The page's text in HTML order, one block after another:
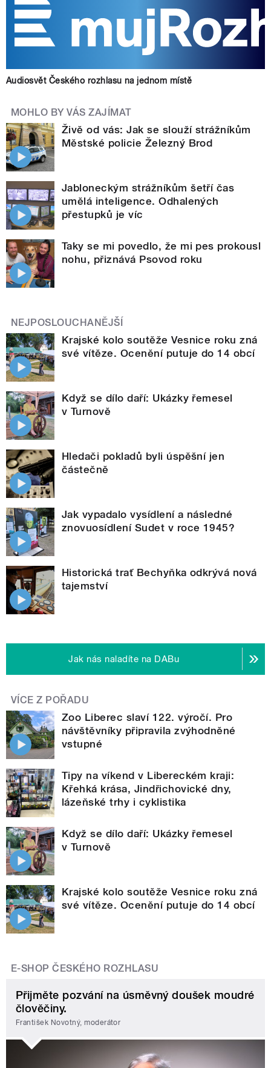
Audiosvět Českého rozhlasu na jednom místě
MOHLO BY VÁS ZAJÍMAT
Živě od vás: Jak se slouží strážníkům
Městské policie Železný Brod
Jabloneckým strážníkům šetří čas
umělá inteligence. Odhalených
přestupků je víc
Taky se mi povedlo, že mi pes prokousl
nohu, přiznává Psovod roku
NEJPOSLOUCHANĚJŠÍ
Krajské kolo soutěže Vesnice roku zná
své vítěze. Ocenění putuje do 14 obcí
Když se dílo daří: Ukázky řemesel
v Turnově
Hledači pokladů byli úspěšní jen
částečně
Jak vypadalo vysídlení a následné
znovuosídlení Sudet v roce 1945?
Historická trať Bechyňka odkrývá nová
tajemství
Jak nás naladíte na DABu
VÍCE Z POŘADU
Zoo Liberec slaví 122. výročí. Pro
návštěvníky připravila zvýhodněné
vstupné
Tipy na víkend v Libereckém kraji:
Křehká krása, Jindřichovické dny,
lázeňské trhy i cyklistika
Když se dílo daří: Ukázky řemesel
v Turnově
Krajské kolo soutěže Vesnice roku zná
své vítěze. Ocenění putuje do 14 obcí
E-SHOP ČESKÉHO ROZHLASU
Přijměte pozvání na úsměvný doušek moudré
člověčiny.
František Novotný, moderátor